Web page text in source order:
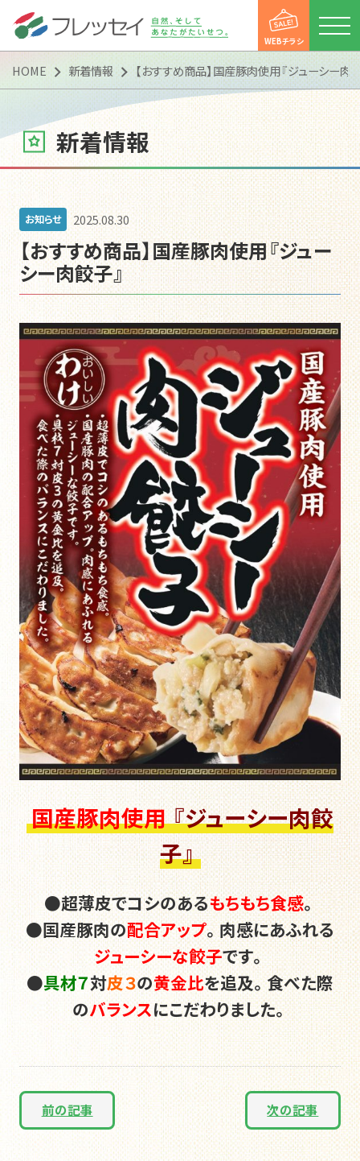
よくある質問 お問い合わせ 個人情報保護方針
店舗一覧
WEBチラシ
新着情報
便利にお買い物
便利にお買い物
フレッセイアプリ
ポイントカード
マイフレッセイ
子育て支援DAY
会社情報
会社情報
会社概要
トップメッセージ
企業理念（企業スタンス）
沿革
「フレッシー便」運行案内
「フレッシー宅配便」のご案内
CSR活動
マルチステークホルダー方針
カスタマーハラスメントに対する基本方針
採用情報
WEBチラシ
HOME 新着情報 【おすすめ商品】国産豚肉使用『ジューシー肉
新着情報
お知らせ 2025.08.30
【おすすめ商品】国産豚肉使用『ジュー
シー肉餃子』
国産豚肉使用 『ジューシー肉餃
子』
●超薄皮でコシのあるもちもち食感。
●国産豚肉の配合アップ。肉感にあふれる
ジューシーな餃子です。
●具材７対皮３の黄金比を追及。食べた際
のバランスにこだわりました。
前の記事 次の記事